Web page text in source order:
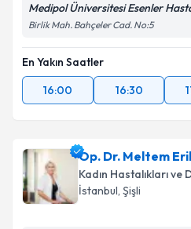
Medipol Üniversitesi Esenler
Birlik Mah. Bahçeler Cad. No:5
En Yakın Saatler
16:00
16:30
Op. Dr. Meltem
Kadın Hastalıkları ve
İstanbul, Şişli